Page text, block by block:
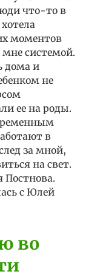
что-то в
моментов
системой.
дома и
не
ее на роды.
в
за мной,
на свет.
с Юлей
во